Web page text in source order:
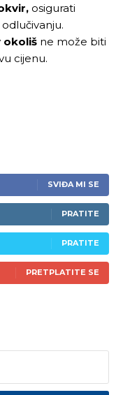
osigurati
okoliš ne može biti
cijenu.
SVIĐA MI SE
PRATITE
PRATITE
PRETPLATITE SE